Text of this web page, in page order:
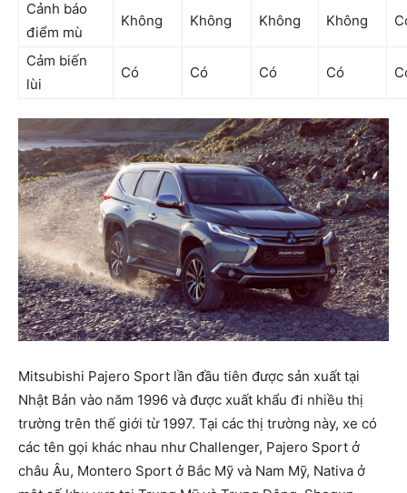
Cảnh báo
điểm mù
Không Không Không Không
Cảm biến
lùi
Có Có Có Có
Mitsubishi Pajero Sport lần đầu tiên được sản xuất tại
Nhật Bản vào năm 1996 và được xuất khẩu đi nhiều thị
trường trên thế giới từ 1997. Tại các thị trường này, xe có
các tên gọi khác nhau như Challenger, Pajero Sport ở
châu Âu, Montero Sport ở Bắc Mỹ và Nam Mỹ, Nativa ở